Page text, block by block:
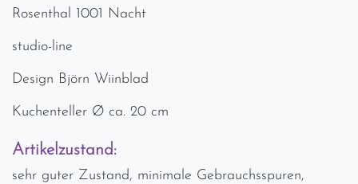
Rosenthal 1001 Nacht
studio-line
Design Björn Wiinblad
Kuchenteller Ø ca. 20 cm
Artikelzustand:
sehr guter Zustand, minimale Gebrauchsspuren,